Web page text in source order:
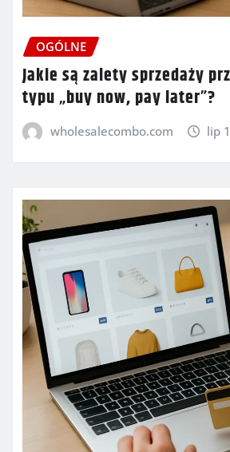
OGÓLNE
Jakie są zalety sprzedaży
typu „buy now, pay later”?
wholesalecombo.com lip